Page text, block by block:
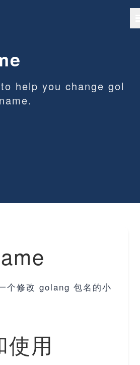
help you change gol
个修改 golang 包名的小
使用